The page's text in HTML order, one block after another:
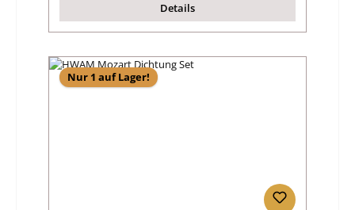
Details
Nur 1 auf Lager!